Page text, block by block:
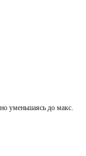
уменьшаясь до макс.